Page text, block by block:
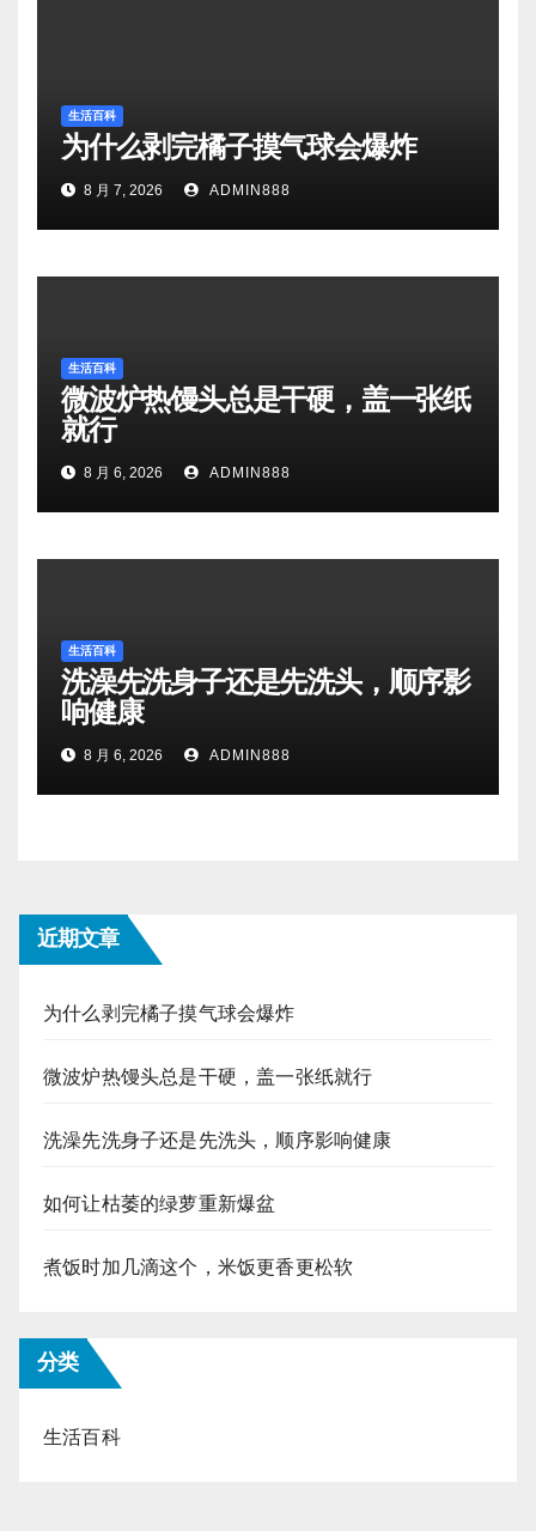
生活百科
为什么剥完橘子摸气球会爆炸
8 月 7, 2026 ADMIN888
生活百科
微波炉热馒头总是干硬，盖一张纸
就行
8 月 6, 2026 ADMIN888
生活百科
洗澡先洗身子还是先洗头，顺序影
响健康
8 月 6, 2026 ADMIN888
近期文章
为什么剥完橘子摸气球会爆炸
微波炉热馒头总是干硬，盖一张纸就行
洗澡先洗身子还是先洗头，顺序影响健康
如何让枯萎的绿萝重新爆盆
煮饭时加几滴这个，米饭更香更松软
分类
生活百科